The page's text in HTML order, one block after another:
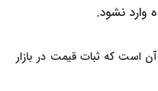
نشود.
آن است که ثبات قیمت در بازار